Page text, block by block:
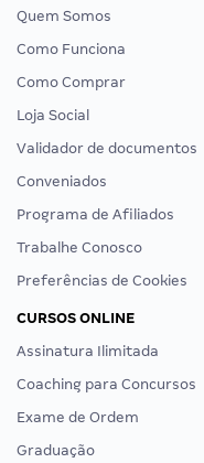
Quem Somos
Como Funciona
Como Comprar
Loja Social
Validador de documentos
Conveniados
Programa de Afiliados
Trabalhe Conosco
Preferências de Cookies
CURSOS ONLINE
Assinatura Ilimitada
Coaching para Concursos
Exame de Ordem
Graduação